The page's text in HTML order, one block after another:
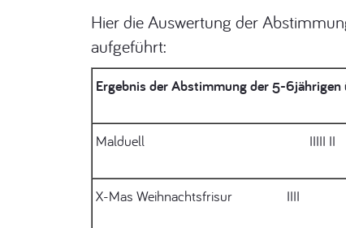
Hier die Auswertung der
aufgeführt:
Ergebnis der Abstimmung der 5-6jährigen
Malduell IIIII II
X-Mas Weihnachtsfrisur